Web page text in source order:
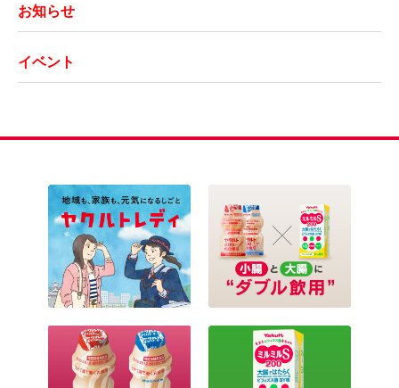
お知らせ
イベント